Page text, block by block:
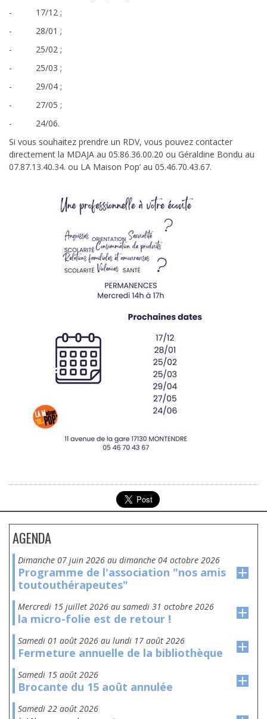
- 17/12 ;
- 28/01 ;
- 25/02 ;
- 25/03 ;
- 29/04 ;
- 27/05 ;
- 24/06.
Si vous souhaitez prendre un RDV, vous pouvez contacter
directement la MDAJA au 05.86.36.00.20 ou Géraldine Bondu au
07.87.13.40.34. ou LA Maison Pop’ au 05.46.70.43.67.
AGENDA
dimanche 07 juin 2026 au dimanche 04 octobre 2026
Programme de l'association "nos amis
toutouthérapeutes"
mercredi 15 juillet 2026 au samedi 31 octobre 2026
la micro-folie est de retour !
samedi 01 août 2026 au lundi 17 août 2026
Fermeture annuelle de la bibliothèque
samedi 15 août 2026
Brocante du 15 août annulée
samedi 22 août 2026